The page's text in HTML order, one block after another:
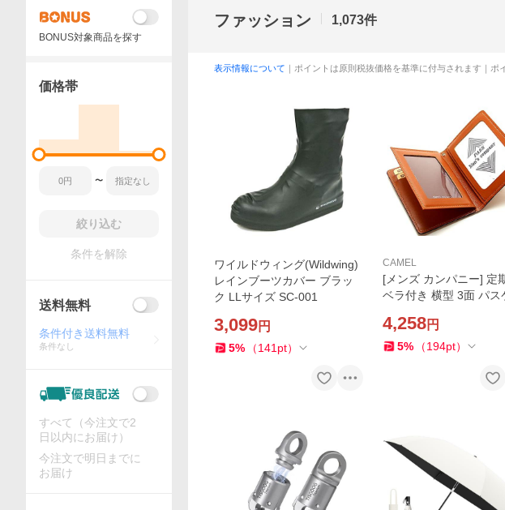
ファッション 1,073件
表示情報について ｜ポイントは原則税抜価格を基準に付与されます｜
ワイルドウィング(Wildwing)
レインブーツカバー ブラッ
ク LLサイズ SC-001
3,099円
5% （141 pt）
CAMEL
[メンズ カンパニー] 定
ベラ付き 横型 3面 パス
日本製 本革 (キャメル)
4,258円
5% （194pt）
BONUS対象商品を探す
価格帯
〜
絞り込む
条件を解除
送料無料
条件付き送料無料
条件なし
すべて（今注文で2
日以内にお届け）
今注文で明日までに
お届け